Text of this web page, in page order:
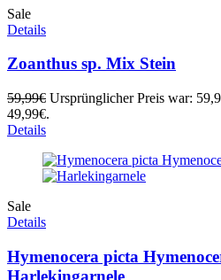
Sale
Details
Zoanthus sp. Mix Stein
59,99€ Ursprünglicher Preis war:
49,99€.
Details
Sale
Details
Hymenocera picta
Harlekingarnele